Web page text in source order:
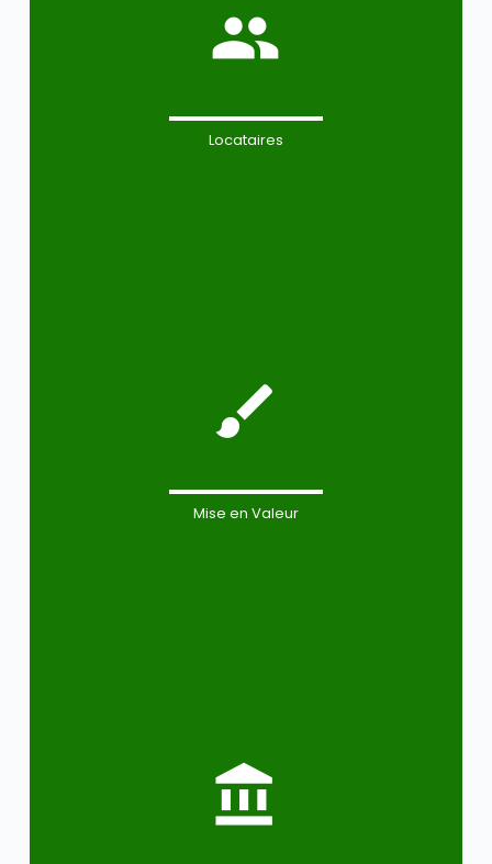
Locataires
Mise en Valeur